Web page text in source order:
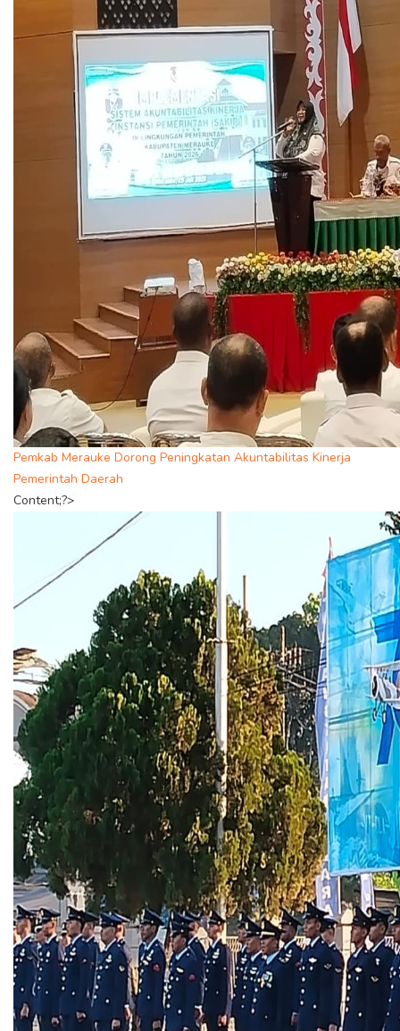
Pemkab Merauke Dorong Peningkatan Akuntabilitas Kinerja
Pemerintah Daerah
Content;?>